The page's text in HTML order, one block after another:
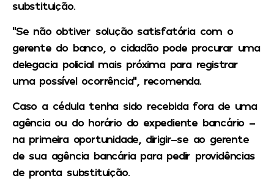
substituição.
“Se não obtiver solução satisfatória com o
gerente do banco, o cidadão pode procurar uma
delegacia policial mais próxima para registrar
uma possível ocorrência”, recomenda.
Caso a cédula tenha sido recebida fora de uma
agência ou do horário do expediente bancário –
na primeira oportunidade, dirigir-se ao gerente
de sua agência bancária para pedir providências
de pronta substituição.